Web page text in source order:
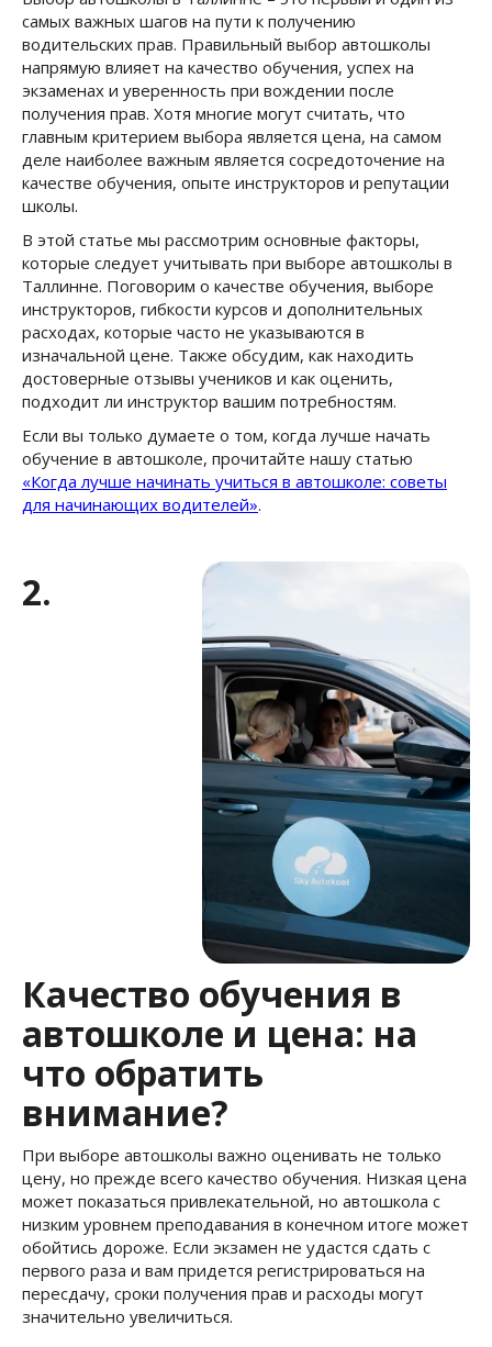
самых важных шагов на пути к получению
водительских прав. Правильный выбор автошколы
напрямую влияет на качество обучения, успех на
экзаменах и уверенность при вождении после
получения прав. Хотя многие могут считать, что
главным критерием выбора является цена, на самом
деле наиболее важным является сосредоточение на
качестве обучения, опыте инструкторов и репутации
школы.
В этой статье мы рассмотрим основные факторы,
которые следует учитывать при выборе автошколы в
Таллинне. Поговорим о качестве обучения, выборе
инструкторов, гибкости курсов и дополнительных
расходах, которые часто не указываются в
изначальной цене. Также обсудим, как находить
достоверные отзывы учеников и как оценить,
подходит ли инструктор вашим потребностям.
Если вы только думаете о том, когда лучше начать
обучение в автошколе, прочитайте нашу статью
«Когда лучше начинать учиться в автошколе: советы
для начинающих водителей».
2.
Качество обучения в
автошколе и цена: на
что обратить
внимание?
При выборе автошколы важно оценивать не только
цену, но прежде всего качество обучения. Низкая цена
может показаться привлекательной, но автошкола с
низким уровнем преподавания в конечном итоге может
обойтись дороже. Если экзамен не удастся сдать с
первого раза и вам придется регистрироваться на
пересдачу, сроки получения прав и расходы могут
значительно увеличиться.